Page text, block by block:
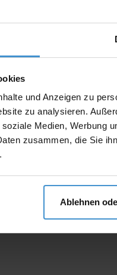
und Anzeigen zu
zu analysieren.
Medien, Werbung
zusammen, die Sie
Ablehnen